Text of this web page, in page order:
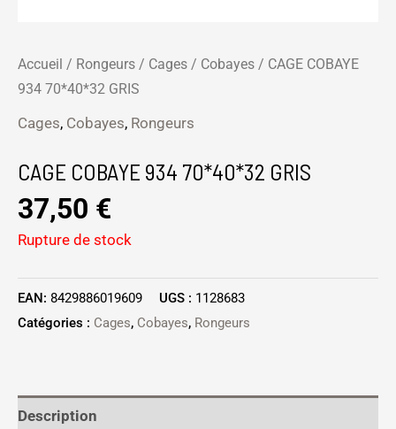
Accueil / Rongeurs / Cages / Cobayes / CAGE COBAYE
934 70*40*32 GRIS
Cages, Cobayes, Rongeurs
CAGE COBAYE 934 70*40*32 GRIS
37,50 €
Rupture de stock
EAN: 8429886019609 UGS : 1128683
Catégories : Cages, Cobayes, Rongeurs
Description